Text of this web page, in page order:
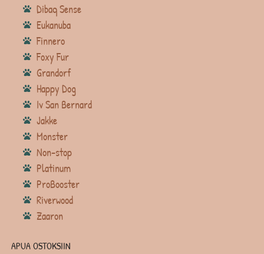
Dibaq Sense
Eukanuba
Finnero
Foxy Fur
Grandorf
Happy Dog
Iv San Bernard
Jakke
Monster
Non-stop
Platinum
ProBooster
Riverwood
Zaaron
APUA OSTOKSIIN